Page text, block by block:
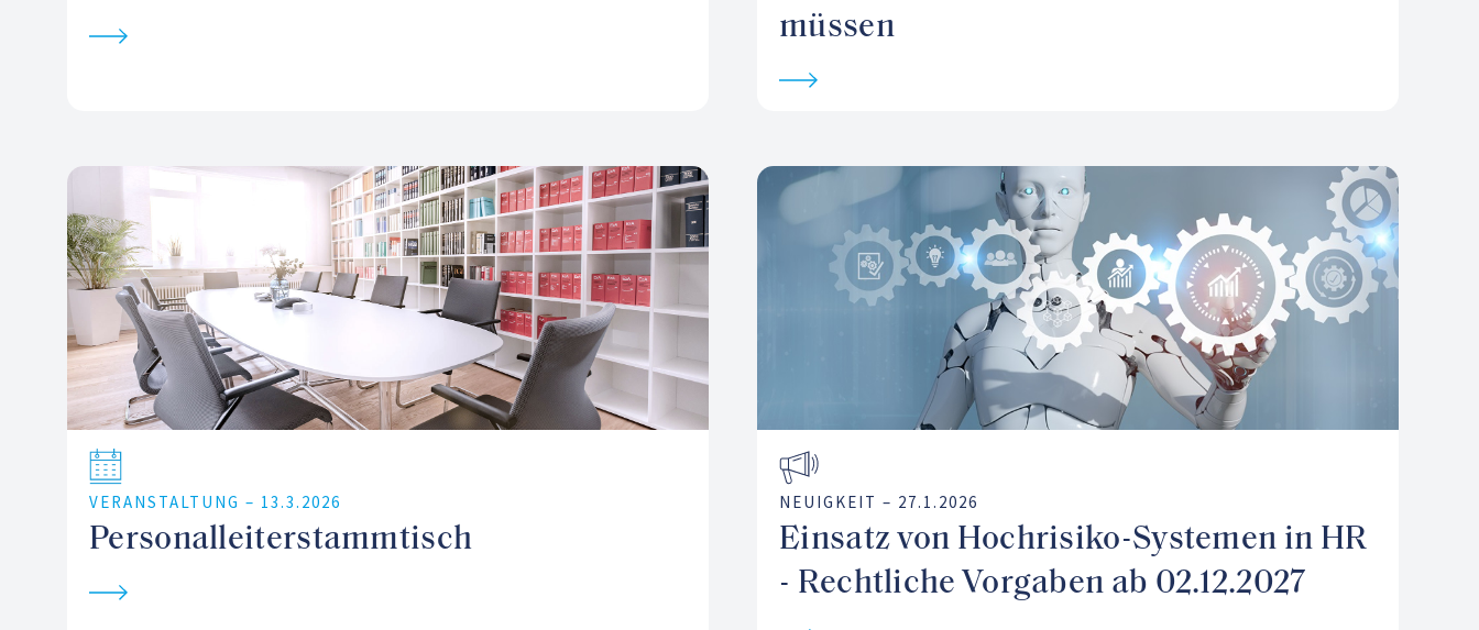
müssen
VERANSTALTUNG – 13.3.2026
Personalleiterstammtisch
NEUIGKEIT – 27.1.2026
Einsatz von Hochrisiko-Systemen in HR
- Rechtliche Vorgaben ab 02.12.2027